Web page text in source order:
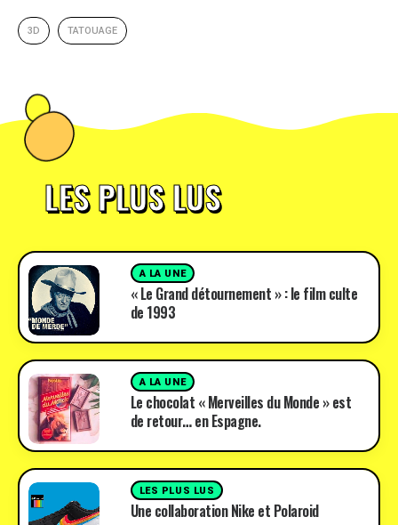
3D TATOUAGE
LES PLUS LUS
A LA UNE
« Le Grand détournement » : le film culte
de 1993
A LA UNE
Le chocolat « Merveilles du Monde » est
de retour… en Espagne.
LES PLUS LUS
Une collaboration Nike et Polaroid